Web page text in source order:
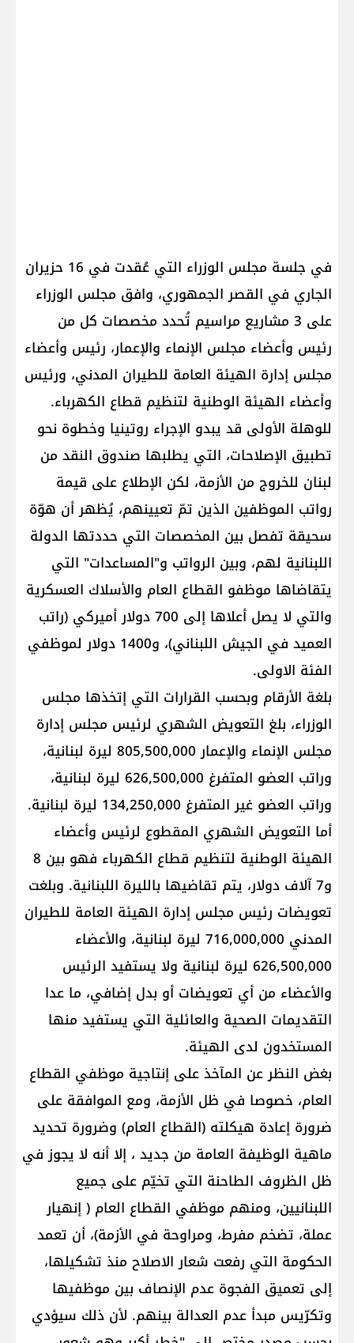
في جلسة مجلس الوزراء التي عُقدت في 16 حزيران
الجاري في القصر الجمهوري، وافق مجلس الوزراء
على 3 مشاريع مراسيم تُحدد مخصصات كل من
رئيس وأعضاء مجلس الإنماء والإعمار، رئيس وأعضاء
مجلس إدارة الهيئة العامة للطيران المدني، ورئيس
وأعضاء الهيئة الوطنية لتنظيم قطاع الكهرباء.
للوهلة الأولى قد يبدو الإجراء روتينيا وخطوة نحو
تطبيق الإصلاحات، التي يطلبها صندوق النقد من
لبنان للخروج من الأزمة، لكن الإطلاع على قيمة
رواتب الموظفين الذين تمّ تعيينهم، يُظهر أن هوّة
سحيقة تفصل بين المخصصات التي حددتها الدولة
اللبنانية لهم، وبين الرواتب و"المساعدات" التي
يتقاضاها موظفو القطاع العام والأسلاك العسكرية
والتي لا يصل أعلاها إلى 700 دولار أميركي (راتب
العميد في الجيش اللبناني)، و1400 دولار لموظفي
الفئة الاولى.
بلغة الأرقام وبحسب القرارات التي إتخذها مجلس
الوزراء، بلغ التعويض الشهري لرئيس مجلس إدارة
مجلس الإنماء والإعمار 805,500,000 ليرة لبنانية،
وراتب العضو المتفرغ 626,500,000 ليرة لبنانية،
وراتب العضو غير المتفرغ 134,250,000 ليرة لبنانية.
أما التعويض الشهري المقطوع لرئيس وأعضاء
الهيئة الوطنية لتنظيم قطاع الكهرباء فهو بين 8
و7 آلاف دولار، يتم تقاضيها بالليرة اللبنانية. وبلغت
تعويضات رئيس مجلس إدارة الهيئة العامة للطيران
المدني 716,000,000 ليرة لبنانية، والأعضاء
626,500,000 ليرة لبنانية ولا يستفيد الرئيس
والأعضاء من أي تعويضات أو بدل إضافي، ما عدا
التقديمات الصحية والعائلية التي يستفيد منها
المستخدون لدى الهيئة.
بغض النظر عن المآخذ على إنتاجية موظفي القطاع
العام، خصوصا في ظل الأزمة، ومع الموافقة على
ضرورة إعادة هيكلته (القطاع العام) وضرورة تحديد
ماهية الوظيفة العامة من جديد ، إلا أنه لا يجوز في
ظل الظروف الطاحنة التي تخيّم على جميع
اللبنانيين، ومنهم موظفي القطاع العام ( إنهيار
عملة، تضخم مفرط، ومراوحة في الأزمة)، أن تعمد
الحكومة التي رفعت شعار الاصلاح منذ تشكيلها،
إلى تعميق الفجوة عدم الإنصاف بين موظفيها
وتكرّيس مبدأ عدم العدالة بينهم. لأن ذلك سيؤدي